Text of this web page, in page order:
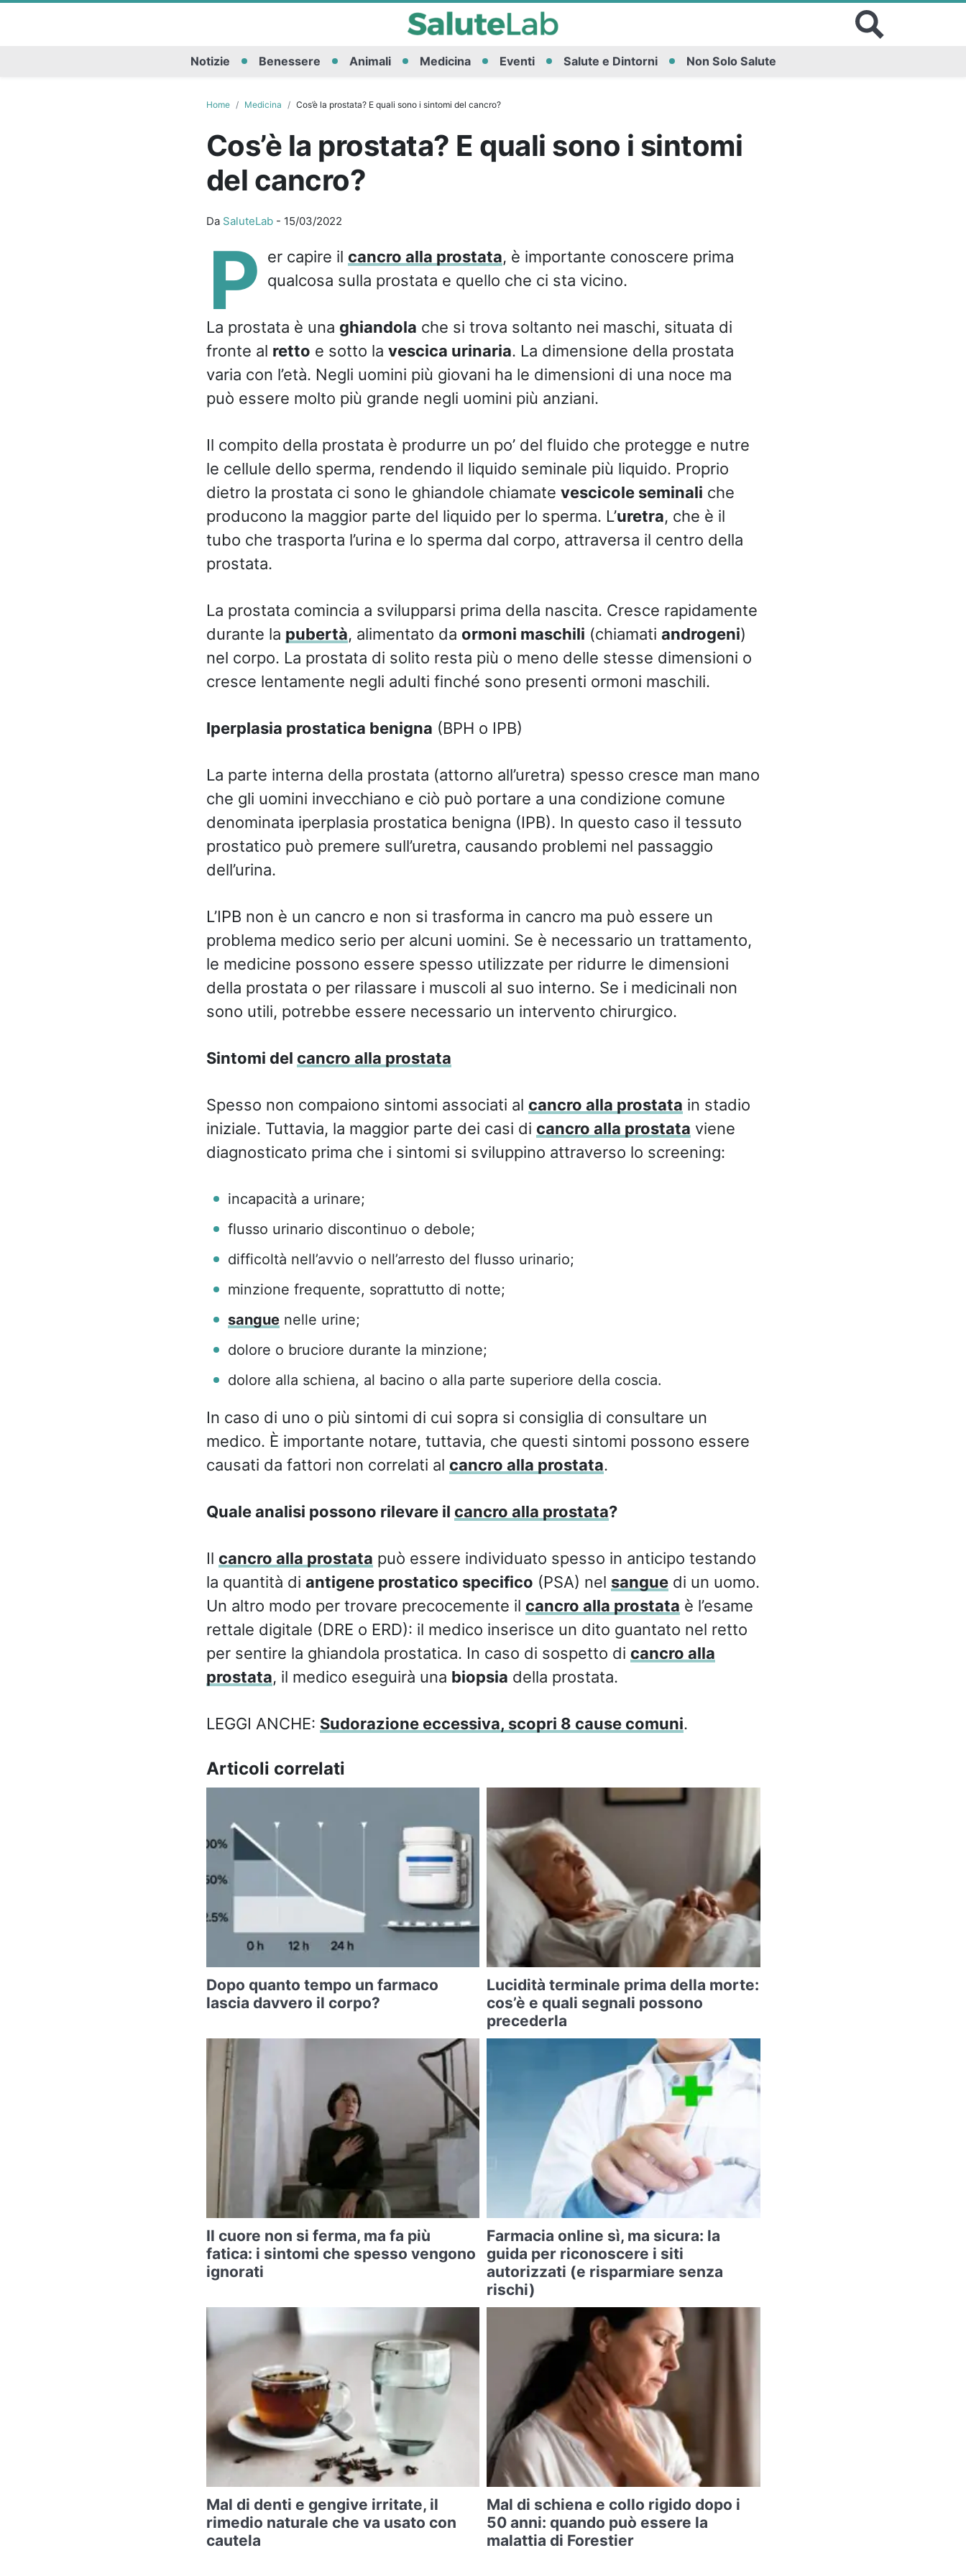
Notizie Benessere Animali Medicina Eventi Salute e Dintorni Non Solo Salute
Home Medicina Cos’è la prostata? E quali sono i sintomi del cancro?
Cos’è la prostata? E quali sono i sintomi
del cancro?
Da SaluteLab- 15/03/2022
P er capire il cancro alla prostata, è importante conoscere prima
qualcosa sulla prostata e quello che ci sta vicino.
La prostata è una ghiandola che si trova soltanto nei maschi, situata di
fronte al retto e sotto la vescica urinaria. La dimensione della prostata
varia con l’età. Negli uomini più giovani ha le dimensioni di una noce ma
può essere molto più grande negli uomini più anziani.
Il compito della prostata è produrre un po’ del fluido che protegge e nutre
le cellule dello sperma, rendendo il liquido seminale più liquido. Proprio
dietro la prostata ci sono le ghiandole chiamate vescicole seminali che
producono la maggior parte del liquido per lo sperma. L’uretra, che è il
tubo che trasporta l’urina e lo sperma dal corpo, attraversa il centro della
prostata.
La prostata comincia a svilupparsi prima della nascita. Cresce rapidamente
durante la pubertà, alimentato da ormoni maschili (chiamati androgeni)
nel corpo. La prostata di solito resta più o meno delle stesse dimensioni o
cresce lentamente negli adulti finché sono presenti ormoni maschili.
Iperplasia prostatica benigna (BPH o IPB)
La parte interna della prostata (attorno all’uretra) spesso cresce man mano
che gli uomini invecchiano e ciò può portare a una condizione comune
denominata iperplasia prostatica benigna (IPB). In questo caso il tessuto
prostatico può premere sull’uretra, causando problemi nel passaggio
dell’urina.
L’IPB non è un cancro e non si trasforma in cancro ma può essere un
problema medico serio per alcuni uomini. Se è necessario un trattamento,
le medicine possono essere spesso utilizzate per ridurre le dimensioni
della prostata o per rilassare i muscoli al suo interno. Se i medicinali non
sono utili, potrebbe essere necessario un intervento chirurgico.
Sintomi del cancro alla prostata
Spesso non compaiono sintomi associati al cancro alla prostata in stadio
iniziale. Tuttavia, la maggior parte dei casi di cancro alla prostata viene
diagnosticato prima che i sintomi si sviluppino attraverso lo screening:
incapacità a urinare;
flusso urinario discontinuo o debole;
difficoltà nell’avvio o nell’arresto del flusso urinario;
minzione frequente, soprattutto di notte;
sanguenelle urine;
dolore o bruciore durante la minzione;
dolore alla schiena, al bacino o alla parte superiore della coscia.
In caso di uno o più sintomi di cui sopra si consiglia di consultare un
medico. È importante notare, tuttavia, che questi sintomi possono essere
causati da fattori non correlati al cancro alla prostata.
Quale analisi possono rilevare il cancro alla prostata?
Il cancro alla prostata può essere individuato spesso in anticipo testando
la quantità di antigene prostatico specifico (PSA) nel sanguedi un uomo.
Un altro modo per trovare precocemente il cancro alla prostata è l’esame
rettale digitale (DRE o ERD): il medico inserisce un dito guantato nel retto
per sentire la ghiandola prostatica. In caso di sospetto di cancro alla
prostata, il medico eseguirà una biopsia della prostata.
LEGGI ANCHE: Sudorazione eccessiva, scopri 8 cause comuni.
Articoli correlati
Dopo quanto tempo un farmaco
lascia davvero il corpo?
Lucidità terminale prima della morte:
cos’è e quali segnali possono
precederla
Il cuore non si ferma, ma fa più
fatica: i sintomi che spesso vengono
ignorati
Farmacia online sì, ma sicura: la
guida per riconoscere i siti
autorizzati (e risparmiare senza
rischi)
Mal di denti e gengive irritate, il
rimedio naturale che va usato con
cautela
Mal di schiena e collo rigido dopo i
50 anni: quando può essere la
malattia di Forestier